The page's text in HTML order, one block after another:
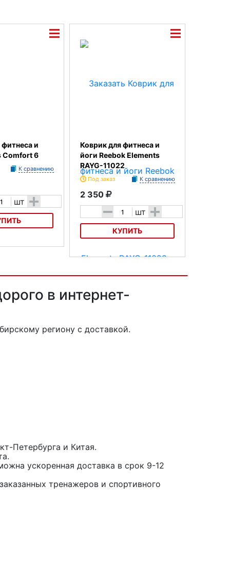
и
Comfort 6
К сравнению
шт +
Коврик для фитнеса и
йоги Reebok Elements
RAYG-11022
Под заказ К сравнению
2 350
- шт +
КУПИТЬ
в интернет-
региону с доставкой.
Петербурга и Китая.
ускоренная доставка в срок 9-12
тренажеров и спортивного